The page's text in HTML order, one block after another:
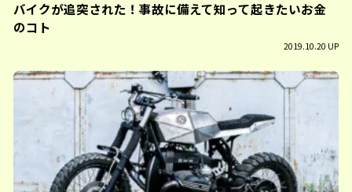
バイクが追突された！事故に備えて知って起きたいお金
のコト
2019.10.20 UP